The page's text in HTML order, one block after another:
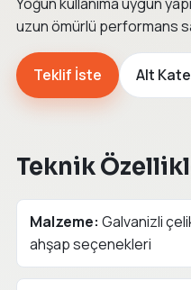
Yoğun kullanıma uygun
uzun ömürlü performans
Teklif İste Alt
Teknik
Malzeme: Galvanizli
ahşap seçenekleri